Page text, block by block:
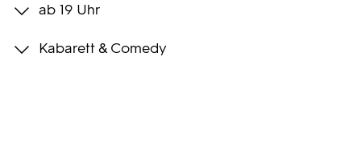
ab 19 Uhr
Kabarett & Comedy